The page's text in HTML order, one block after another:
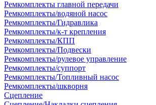
Ремкомплекты главной передачи
Ремкомплекты/водяной насос
Ремкомплекты/Гидравлика
Ремкомплекты/к-т крепления
Ремкомплекты/КПП
Ремкомплекты/Подвески
Ремкомплекты/рулевое управление
Ремкомплекты/суппорт
Ремкомплекты/Топливный насос
Ремкомплекты/шкворня
Сцепление